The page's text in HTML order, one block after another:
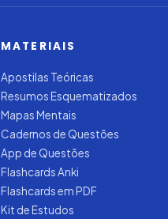
MATERIAIS
Apostilas Teóricas
Resumos Esquematizados
Mapas Mentais
Cadernos de Questões
App de Questões
Flashcards Anki
Flashcards em PDF
Kit de Estudos